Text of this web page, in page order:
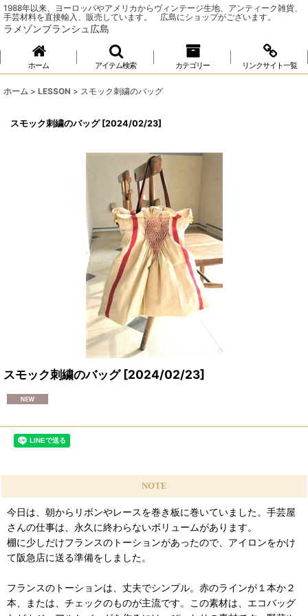
1988年以来、ヨーロッパやアメリカからヴィンテージ生地、アンティーク雑貨、
手芸材料を直接輸入、販売しています。 広島にショップがございます。
ラメゾンブランシュ広島
ホーム アイテム検索 カテゴリー リンクサイト一覧
ホーム > LESSON > スモック刺繍のバッグ
スモック刺繍のバッグ [2024/02/23]
スモック刺繍のバッグ [2024/02/23]
NOTE
今日は、朝からリボンやレースを巻き板に巻いていました。手芸屋
さんの仕事は、永久に終わらないボリュームがあります。
棚に少しだけフランスのトーションがあったので、アイロンをかけ
て阪急店に送る準備をしました。
フランスのトーションは、丈夫でシンプル。赤のラインが１本か２
本、または、チェックのものが主流です。この素材は、エコバッグ